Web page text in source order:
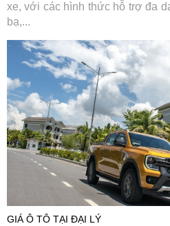
xe, với các hình thức hỗ trợ đa
bạ,...
GIÁ Ô TÔ TẠI ĐẠI LÝ